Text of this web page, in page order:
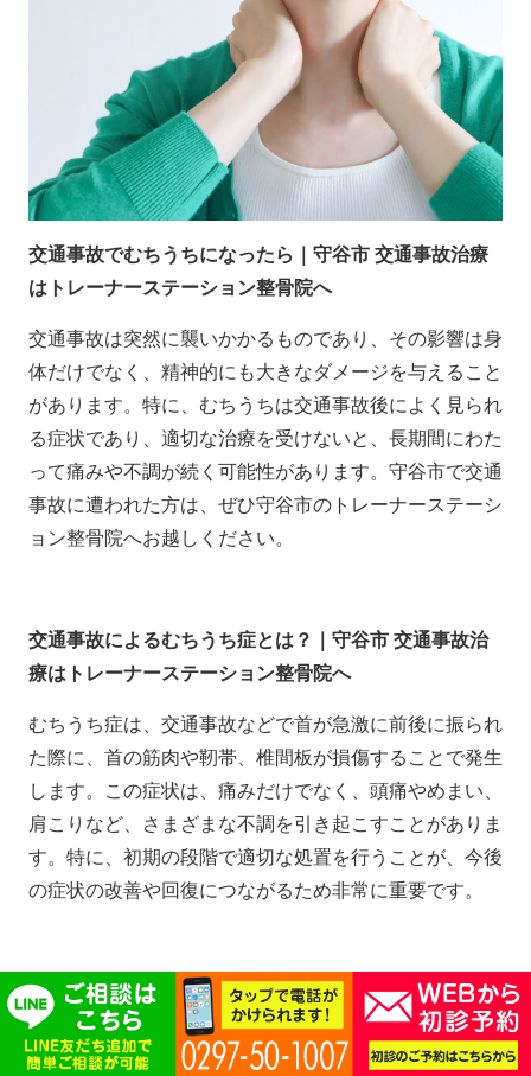
交通事故でむちうちになったら｜守谷市 交通事故治療
はトレーナーステーション整骨院へ
交通事故は突然に襲いかかるものであり、その影響は身
体だけでなく、精神的にも大きなダメージを与えること
があります。特に、むちうちは交通事故後によく見られ
る症状であり、適切な治療を受けないと、長期間にわた
って痛みや不調が続く可能性があります。守谷市で交通
事故に遭われた方は、ぜひ守谷市のトレーナーステーシ
ョン整骨院へお越しください。
交通事故によるむちうち症とは？｜守谷市 交通事故治
療はトレーナーステーション整骨院へ
むちうち症は、交通事故などで首が急激に前後に振られ
た際に、首の筋肉や靭帯、椎間板が損傷することで発生
します。この症状は、痛みだけでなく、頭痛やめまい、
肩こりなど、さまざまな不調を引き起こすことがありま
す。特に、初期の段階で適切な処置を行うことが、今後
の症状の改善や回復につながるため非常に重要です。
むちうち症の主な症状｜守谷市 交通事故治療はトレー
ナーステーション整骨院へ